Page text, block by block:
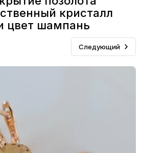
кристалл
цвет шампань
Следующий